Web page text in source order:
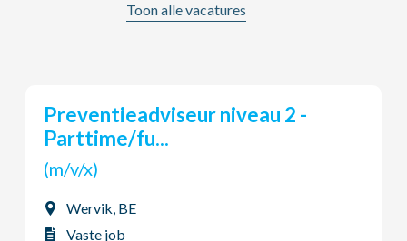
Toon alle vacatures
raadgever met administratieve
skills